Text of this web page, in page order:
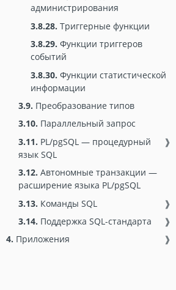
администрирования
3.8.28. Триггерные функции
3.8.29. Функции триггеров
событий
3.8.30. Функции статистической
информации
3.9. Преобразование типов
3.10. Параллельный запрос
3.11. PL/pgSQL — процедурный
язык SQL
❱
3.12. Автономные транзакции —
расширение языка PL/pgSQL
3.13. Команды SQL
❱
3.14. Поддержка SQL-стандарта
❱
4. Приложения ❱